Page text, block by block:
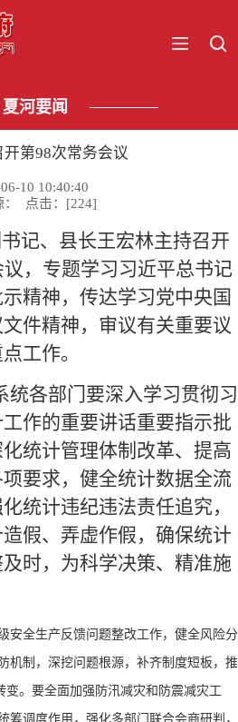
夏河要闻
开第98次常务会议
10 10:40:40
： 点击：[224]
记、县长王宏林主持召开
，专题学习习近平总书记
精神，传达学习党中央国
件精神，审议有关重要议
工作。
统各部门要深入学习贯彻习
作的重要讲话重要指示批
统计管理体制改革、提高
要求，健全统计数据全流
统计违纪违法责任追究，
假、弄虚作假，确保统计
时，为科学决策、精准施
安全生产反馈问题整改工作，健全风险分
机制，深挖问题根源，补齐制度短板，推
变。要全面加强防汛减灾和防震减灾工
筹调度作用，强化多部门联合会商研判，